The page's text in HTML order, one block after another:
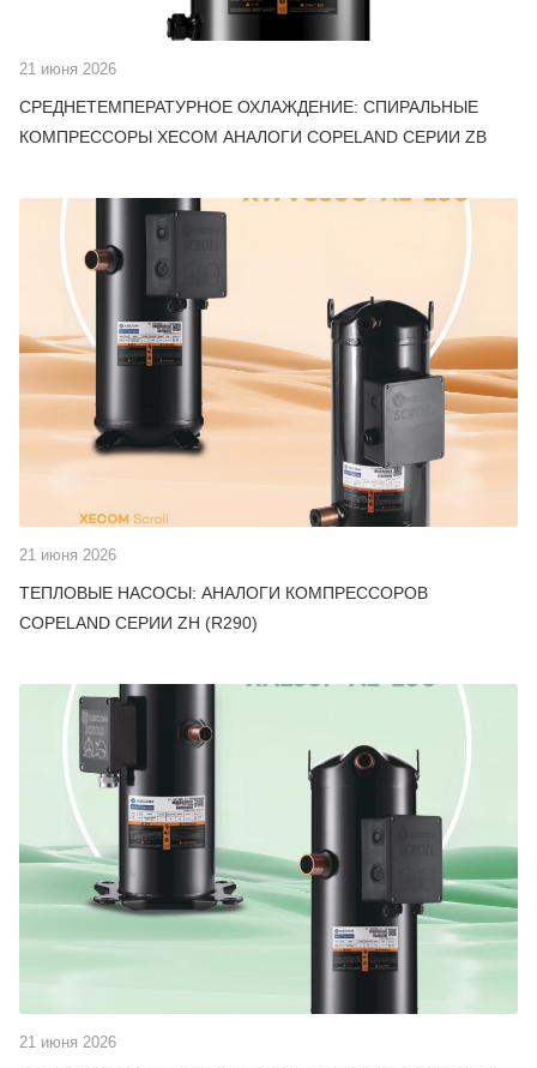
21 июня 2026
СРЕДНЕТЕМПЕРАТУРНОЕ ОХЛАЖДЕНИЕ: СПИРАЛЬНЫЕ
КОМПРЕССОРЫ XECOM АНАЛОГИ COPELAND СЕРИИ ZB
21 июня 2026
ТЕПЛОВЫЕ НАСОСЫ: АНАЛОГИ КОМПРЕССОРОВ
COPELAND СЕРИИ ZH (R290)
21 июня 2026